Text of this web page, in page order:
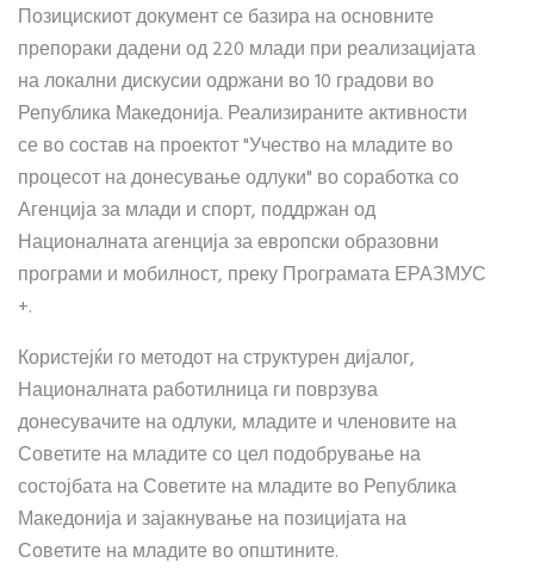
Позицискиот документ се базира на основните
препораки дадени од 220 млади при реализацијата
на локални дискусии одржани во 10 градови во
Република Македонија. Реализираните активности
се во состав на проектот "Учество на младите во
процесот на донесување одлуки" во соработка со
Агенција за млади и спорт, поддржан од
Националната агенција за европски образовни
програми и мобилност, преку Програмата ЕРАЗМУС
+.
Користејќи го методот на структурен дијалог,
Националната работилница ги поврзува
донесувачите на одлуки, младите и членовите на
Советите на младите со цел подобрување на
состојбата на Советите на младите во Република
Македонија и зајакнување на позицијата на
Советите на младите во општините.